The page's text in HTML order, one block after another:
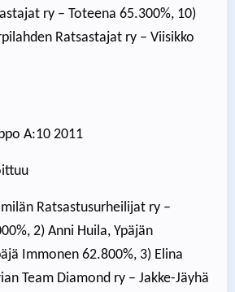
ry – Toteena 65.300%, 10)
Ratsastajat ry – Viisikko
A:10 2011
Ratsastusurheilijat ry –
2) Anni Huila, Ypäjän
Immonen 62.800%, 3) Elina
Team Diamond ry – Jakke-Jäyhä